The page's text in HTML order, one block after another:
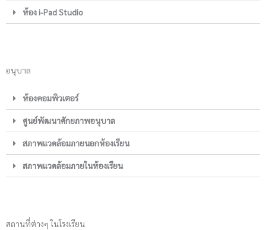
ห้อง i-Pad Studio
อนุบาล
ห้องคอมพิวเตอร์
ศูนย์พัฒนาศักยภาพอนุบาล
สภาพแวดล้อมภายนอกห้องเรียน
สภาพแวดล้อมภายในห้องเรียน
สถานที่ต่างๆ ในโรงเรียน